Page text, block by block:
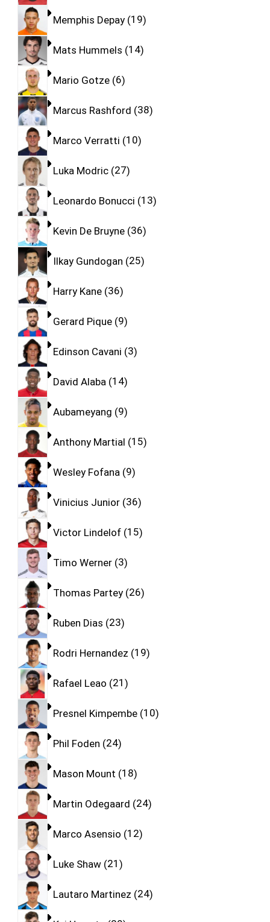
Memphis Depay 19
Mats Hummels 14
Mario Gotze 6
Marcus Rashford 38
Marco Verratti 10
Luka Modric 27
Leonardo Bonucci 13
Kevin De Bruyne 36
Ilkay Gundogan 25
Harry Kane 36
Gerard Pique 9
Edinson Cavani 3
David Alaba 14
Aubameyang 9
Anthony Martial 15
Wesley Fofana 9
Vinicius Junior 36
Victor Lindelof 15
Timo Werner 3
Thomas Partey 26
Ruben Dias 23
Rodri Hernandez 19
Rafael Leao 21
Presnel Kimpembe 10
Phil Foden 24
Mason Mount 18
Martin Odegaard 24
Marco Asensio 12
Luke Shaw 21
Lautaro Martinez 24